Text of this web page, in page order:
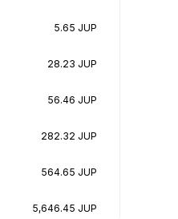
5.65 JUP
28.23 JUP
56.46 JUP
282.32 JUP
564.65 JUP
5,646.45 JUP